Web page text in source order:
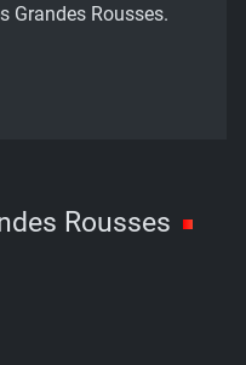
Grandes Rousses.
Rousses